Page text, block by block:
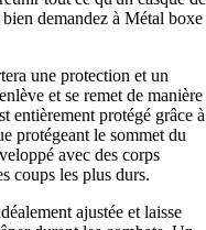
demandez à Métal boxe
une protection et un
et se remet de manière
entièrement protégé grâce à
protégeant le sommet du
avec des corps
coups les plus durs.
ajustée et laisse